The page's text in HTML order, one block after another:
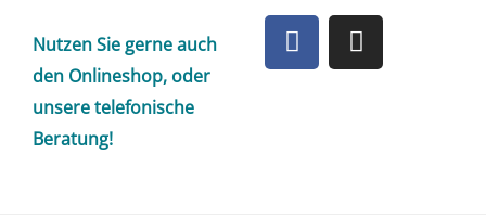
Nutzen Sie gerne auch
den Onlineshop, oder
unsere telefonische
Beratung!
F
a
c
I
n
s